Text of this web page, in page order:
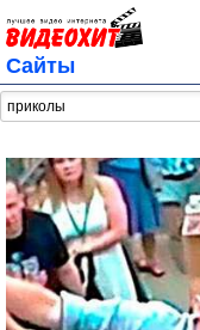
Сайты